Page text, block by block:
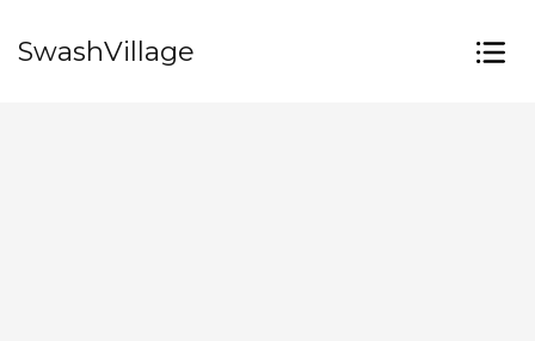
SwashVillage